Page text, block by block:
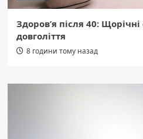
Здоров’я після 40:
довголіття
8 години тому назад